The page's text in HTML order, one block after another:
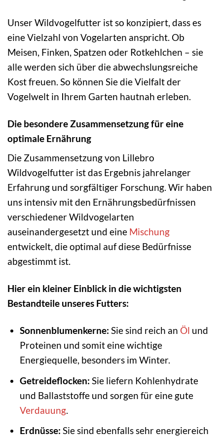
Unser Wildvogelfutter ist so konzipiert, dass es
eine Vielzahl von Vogelarten anspricht. Ob
Meisen, Finken, Spatzen oder Rotkehlchen – sie
alle werden sich über die abwechslungsreiche
Kost freuen. So können Sie die Vielfalt der
Vogelwelt in Ihrem Garten hautnah erleben.
Die besondere Zusammensetzung für eine
optimale Ernährung
Die Zusammensetzung von Lillebro
Wildvogelfutter ist das Ergebnis jahrelanger
Erfahrung und sorgfältiger Forschung. Wir haben
uns intensiv mit den Ernährungsbedürfnissen
verschiedener Wildvogelarten
auseinandergesetzt und eine Mischung
entwickelt, die optimal auf diese Bedürfnisse
abgestimmt ist.
Hier ein kleiner Einblick in die wichtigsten
Bestandteile unseres Futters:
Sonnenblumenkerne: Sie sind reich an Öl und
Proteinen und somit eine wichtige
Energiequelle, besonders im Winter.
Getreideflocken: Sie liefern Kohlenhydrate
und Ballaststoffe und sorgen für eine gute
Verdauung.
Erdnüsse: Sie sind ebenfalls sehr energiereich